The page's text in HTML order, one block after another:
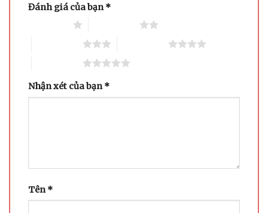
Đánh giá của bạn*
Nhận xét của bạn*
Tên*